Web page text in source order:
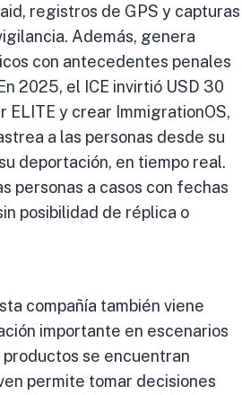
registros de GPS y capturas
Además, genera
con antecedentes penales
2025, el ICE invirtió USD 30
ELITE y crear ImmigrationOS,
a las personas desde su
deportación, en tiempo real.
personas a casos con fechas
posibilidad de réplica o
compañía también viene
importante en escenarios
se encuentran
permite tomar decisiones